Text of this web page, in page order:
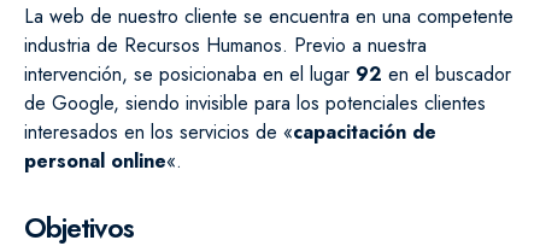
La web de nuestro cliente se encuentra en una competente
industria de Recursos Humanos. Previo a nuestra
intervención, se posicionaba en el lugar 92 en el buscador
de Google, siendo invisible para los potenciales clientes
interesados en los servicios de «capacitación de
personal online«.
Objetivos